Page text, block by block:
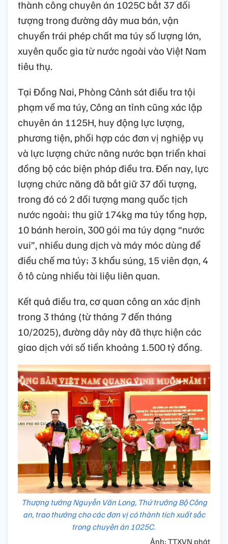
thành công chuyên án 1025C bắt 37 đối
tượng trong đường dây mua bán, vận
chuyển trái phép chất ma túy số lượng lớn,
xuyên quốc gia từ nước ngoài vào Việt Nam
tiêu thụ.
Tại Đồng Nai, Phòng Cảnh sát điều tra tội
phạm về ma túy, Công an tỉnh cũng xác lập
chuyên án 1125H, huy động lực lượng,
phương tiện, phối hợp các đơn vị nghiệp vụ
và lực lượng chức năng nước bạn triển khai
đồng bộ các biện pháp điều tra. Đến nay, lực
lượng chức năng đã bắt giữ 37 đối tượng,
trong đó có 2 đối tượng mang quốc tịch
nước ngoài; thu giữ 174kg ma túy tổng hợp,
10 bánh heroin, 300 gói ma túy dạng “nước
vui”, nhiều dung dịch và máy móc dùng để
điều chế ma túy; 3 khẩu súng, 15 viên đạn, 4
ô tô cùng nhiều tài liệu liên quan.
Kết quả điều tra, cơ quan công an xác định
trong 3 tháng (từ tháng 7 đến tháng
10/2025), đường dây này đã thực hiện các
giao dịch với số tiền khoảng 1.500 tỷ đồng.
Thượng tướng Nguyễn Văn Long, Thứ trưởng Bộ Công
an, trao thưởng cho các đơn vị có thành tích xuất sắc
trong chuyên án 1025C.
Ảnh: TTXVN phát